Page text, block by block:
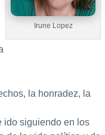
Irune Lopez
la honradez, la
ido siguiendo en los